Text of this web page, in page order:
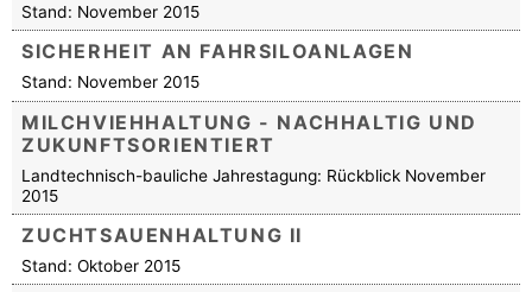
Stand: November 2015
SICHERHEIT AN FAHRSILOANLAGEN
Stand: November 2015
MILCHVIEHHALTUNG - NACHHALTIG UND
ZUKUNFTSORIENTIERT
Landtechnisch-bauliche Jahrestagung: Rückblick November
2015
ZUCHTSAUENHALTUNG II
Stand: Oktober 2015